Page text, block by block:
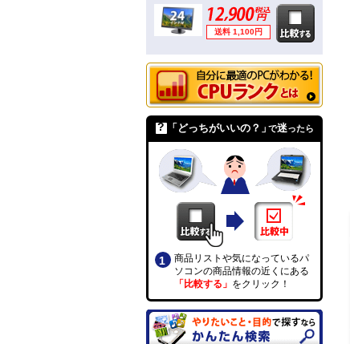
241B4LPYCB/11
送料 1,100円
「どっちがいいの？」で迷ったら
商品リストや気になっているパ
ソコンの商品情報の近くにある
「比較する」 をクリック！